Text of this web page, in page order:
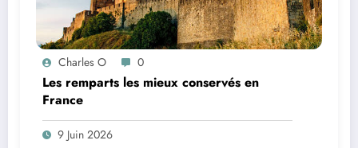
Charles O 0
Les remparts les mieux conservés en
France
9 Juin 2026